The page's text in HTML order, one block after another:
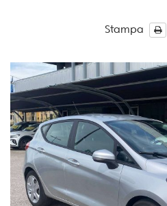
CONTATTI
Stampa